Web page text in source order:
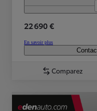
22 690 €
En savoir plus
Comparez